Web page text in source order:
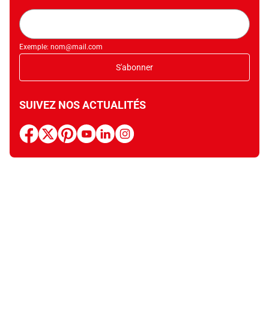
Adresse
mail
Exemple: nom@mail.com
S'abonner
SUIVEZ NOS ACTUALITÉS
facebook
x pinterestyoutubelinkedininstagram